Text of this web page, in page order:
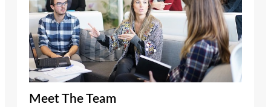
Meet The Team